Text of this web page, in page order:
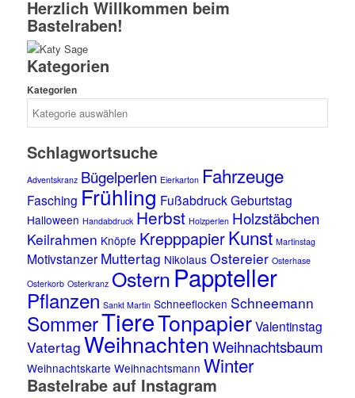
Herzlich Willkommen beim
Bastelraben!
Kategorien
Kategorien
Schlagwortsuche
Adventskranz Bügelperlen Eierkarton Fahrzeuge
Fasching Frühling Fußabdruck Geburtstag
Halloween Handabdruck Herbst Holzperlen Holzstäbchen
Keilrahmen Knöpfe KrepppapierKunst Martinstag
Motivstanzer Muttertag Nikolaus Ostereier Osterhase
Osterkorb Osterkranz OsternPappteller
Pflanzen Sankt Martin Schneeflocken Schneemann
SommerTiereTonpapier Valentinstag
Vatertag WeihnachtenWeihnachtsbaum
Weihnachtskarte Weihnachtsmann Winter
Bastelrabe auf Instagram